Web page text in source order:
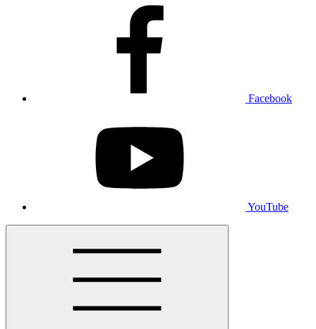
Facebook
YouTube